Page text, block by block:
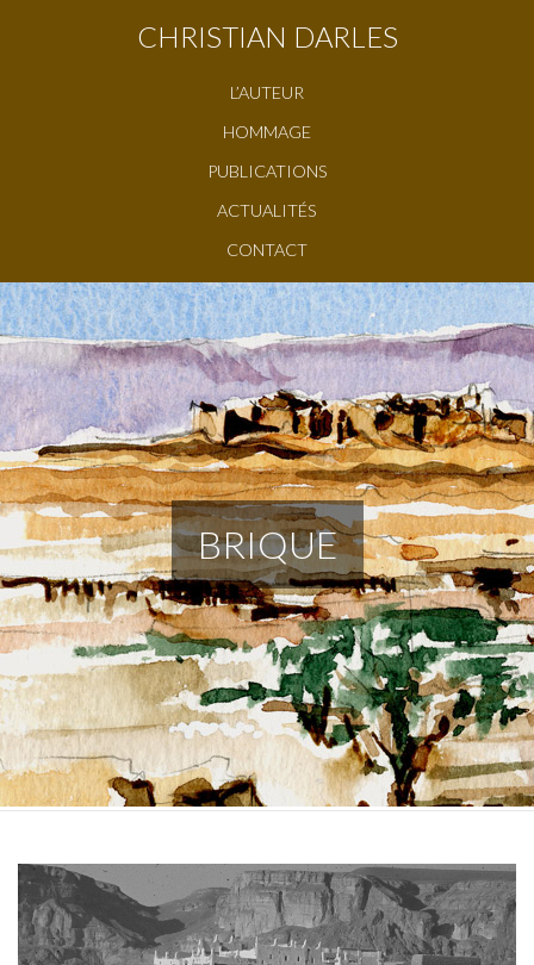
CHRISTIAN DARLES
L’AUTEUR
HOMMAGE
PUBLICATIONS
ACTUALITÉS
CONTACT
BRIQUE